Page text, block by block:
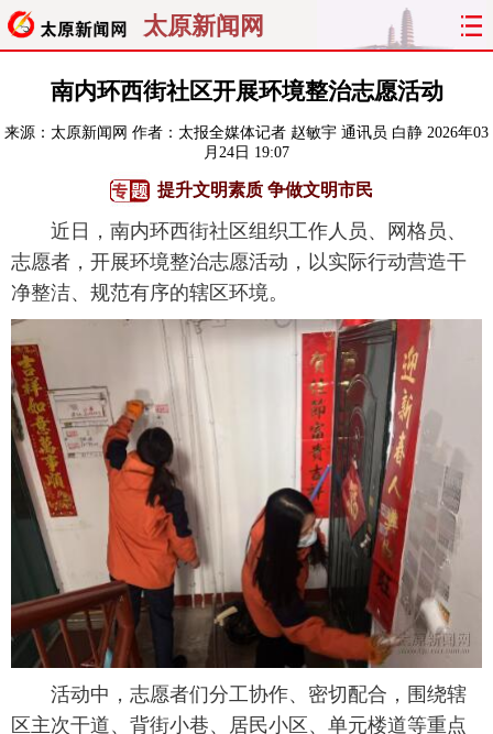
太原新闻网
首页 聚焦 太原 山西
经济 关注 文明 出行
曝光 综合
旅游 理财 政务 教育
看天下 晋月读
太原日报 太原晚报 热评 社区
南内环西街社区开展环境整治志愿活动
来源： 太原新闻网 作者：太报全媒体记者 赵敏宇 通讯员 白静 2026年03
月24日 19:07
提升文明素质 争做文明市民
近日，南内环西街社区组织工作人员、网格员、
志愿者，开展环境整治志愿活动，以实际行动营造干
净整洁、规范有序的辖区环境。
活动中，志愿者们分工协作、密切配合，围绕辖
区主次干道、背街小巷、居民小区、单元楼道等重点